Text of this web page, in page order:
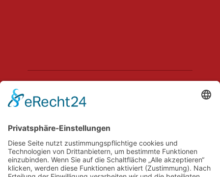
Schwachhauser Heerstr. 18
28209 Bremen
Kontakt
Impressum